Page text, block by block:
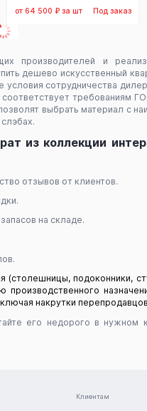
от 64 500 ₽ за шт Под заказ
производителей и
дешево искусственный
сотрудничества
требованиям
выбрать материал с
из коллекции
отзывов от клиентов.
на складе.
(столешницы, подоконники,
накрутки
его недорого в нужном
Клиентам